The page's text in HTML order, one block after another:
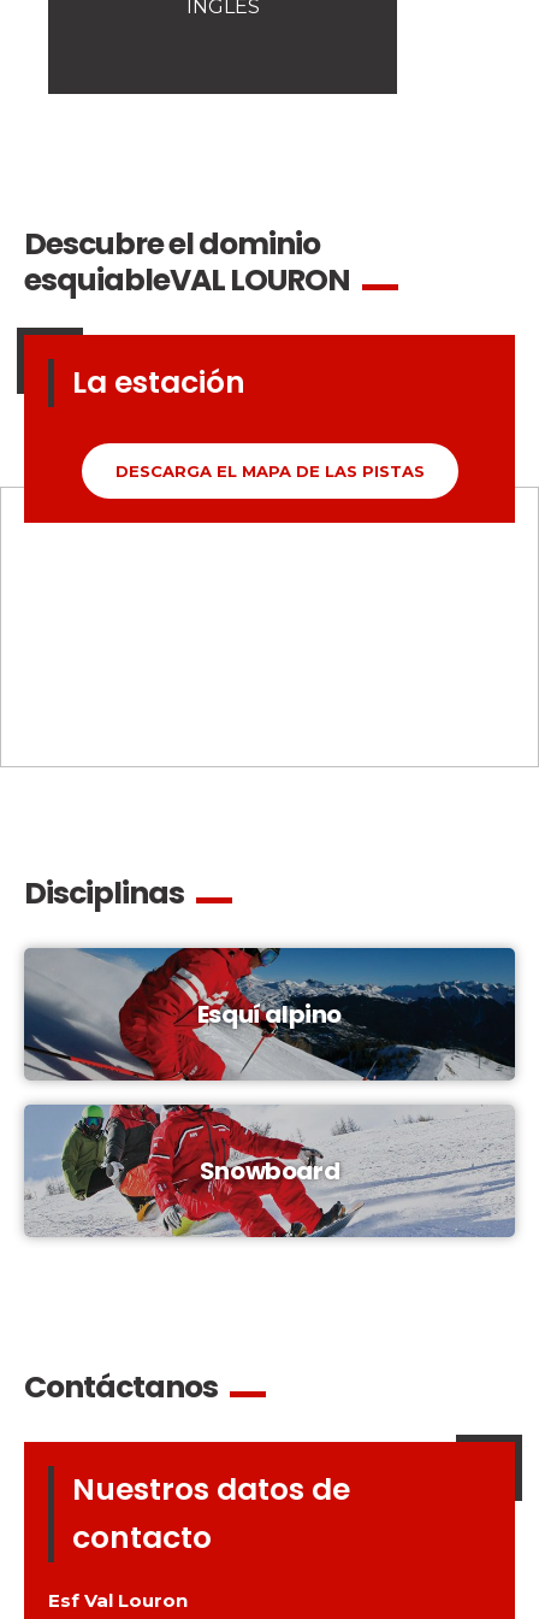
La seguridad
Competiciones
INGLÉS
La estación
DESCARGA EL MAPA DE LAS PISTAS
Descubre el dominio
esquiableVAL LOURON
Disciplinas
Esquí alpino
Snowboard
Nuestros datos de
contacto
Esf Val Louron
Contáctanos